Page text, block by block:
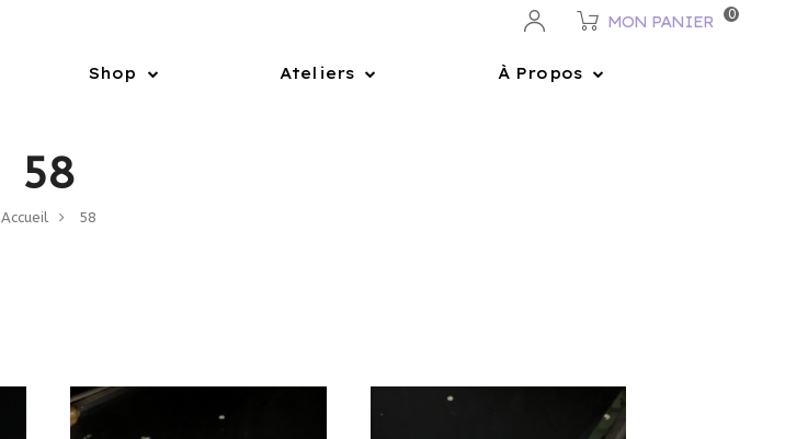
MON PANIER 0
Shop Ateliers
À Propos
Accueil 58
58